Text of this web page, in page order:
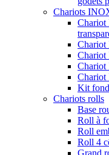
Chariots
Chariot
Chariot
Chariot
Chariot
Chariot
Kit
Chariots rolls
Base
Roll à
Roll
Roll 4
Grand